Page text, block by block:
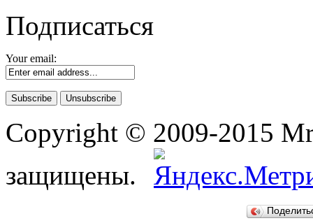
Подписаться
Your email:
Copyright © 2009-2015
защищены.